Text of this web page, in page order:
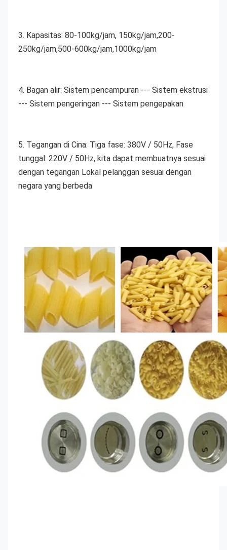
3. Kapasitas: 80-100kg/jam, 150kg/jam,200-
250kg/jam,500-600kg/jam,1000kg/jam
4. Bagan alir: Sistem pencampuran --- Sistem ekstrusi
--- Sistem pengeringan --- Sistem pengepakan
5. Tegangan di Cina: Tiga fase: 380V / 50Hz, Fase
tunggal: 220V / 50Hz, kita dapat membuatnya sesuai
dengan tegangan Lokal pelanggan sesuai dengan
negara yang berbeda